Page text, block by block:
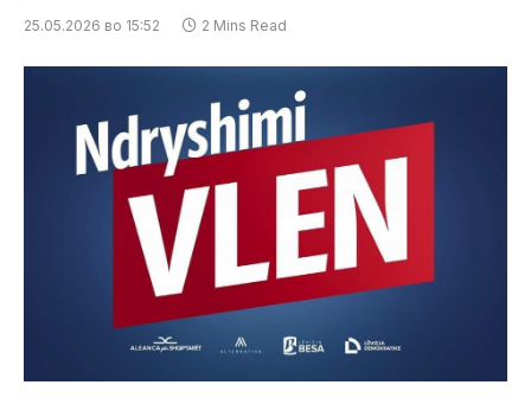
25.05.2026 во 15:52 2 Mins Read